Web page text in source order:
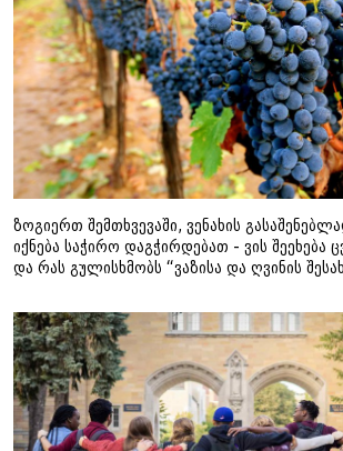
ზოგიერთ შემთხვევაში, ვენახის
იქნება საჭირო დაგჭირდებათ - ვის შეეხება
და რას გულისხმობს “ვაზისა და ღვინის